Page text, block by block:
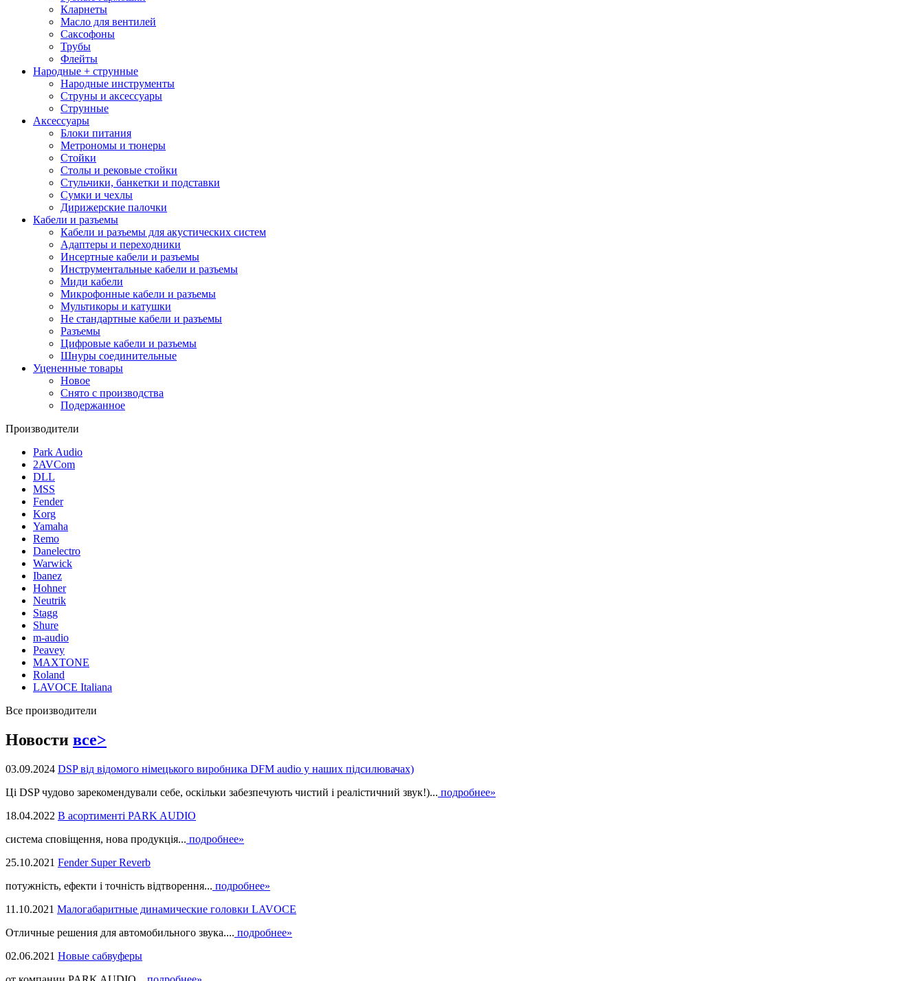
Кларнеты
Масло для вентилей
Саксофоны
Трубы
Флейты
Народные + струнные
Народные инструменты
Струны и аксессуары
Струнные
Аксессуары
Блоки питания
Метрономы и тюнеры
Стойки
Столы и рековые стойки
Стульчики, банкетки и подставки
Сумки и чехлы
Дирижерские палочки
Кабели и разъемы
Кабели и разъемы для акустических систем
Адаптеры и переходники
Инсертные кабели и разъемы
Инструментальные кабели и разъемы
Миди кабели
Микрофонные кабели и разъемы
Мультикоры и катушки
Не стандартные кабели и разъемы
Разъемы
Цифровые кабели и разъемы
Шнуры соединительные
Уцененные товары
Новое
Снято с производства
Подержанное
Производители
Park Audio
2AVCom
DLL
MSS
Fender
Korg
Yamaha
Remo
Danelectro
Warwick
Ibanez
Hohner
Neutrik
Stagg
Shure
m-audio
Peavey
MAXTONE
Roland
LAVOCE Italiana
Все производители
Новости все>
03.09.2024 DSP від відомого німецького виробника DFM audio у наших підсилювачах)
Ці DSP чудово зарекомендували себе, оскільки забезпечують чистий і реалістичний звук!)... подробнее»
18.04.2022 В асортименті PARK AUDIO
система сповіщення, нова продукцiя... подробнее»
25.10.2021 Fender Super Reverb
потужність, ефекти і точність відтворення... подробнее»
11.10.2021 Малогабаритные динамические головки LAVOCE
Отличные решения для автомобильного звука.... подробнее»
02.06.2021 Новые сабвуферы